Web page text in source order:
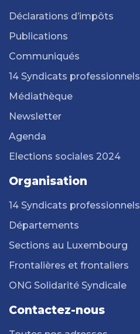
Déclarations d’impôts
Publications
Communiqués
14 Syndicats professionnels
Médiathèque
Newsletter
Agenda
Elections sociales 2024
Organisation
14 Syndicats professionnels
Départements
Sections au Luxembourg
Frontalières et frontaliers
ONG Solidarité Syndicale
Contactez-nous